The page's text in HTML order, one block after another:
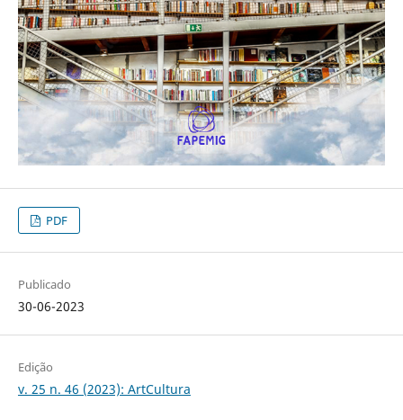
PDF
Publicado
30-06-2023
Edição
v. 25 n. 46 (2023): ArtCultura